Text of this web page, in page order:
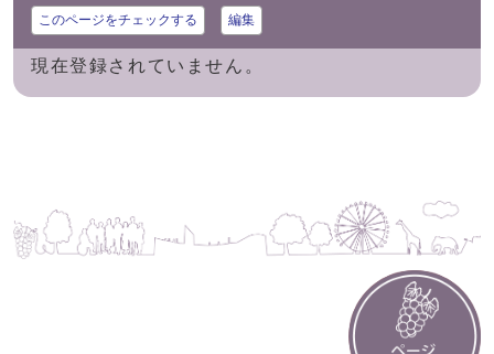
このページをチェックする 編集
現在登録されていません。